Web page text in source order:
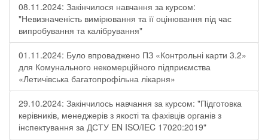
08.11.2024: Закінчилося навчання за курсом:
"Невизначеність вимірювання та її оцінювання під час
випробування та калібрування"
01.11.2024: Було впроваджено ПЗ «Контрольні карти 3.2»
для Комунального некомерційного підприємства
«Летичівська багатопрофільна лікарня»
29.10.2024: Закінчилось навчання за курсом: "Підготовка
керівників, менеджерів з якості та фахівців органів з
інспектування за ДСТУ EN ISO/IEC 17020:2019"